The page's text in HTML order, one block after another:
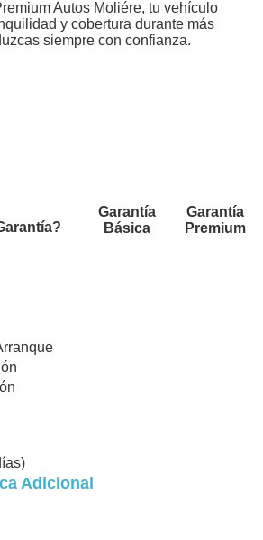
Autos Moliére, tu vehículo
y cobertura durante más
siempre con confianza.
Garantía
Básica
Garantía
Premium
Adicional